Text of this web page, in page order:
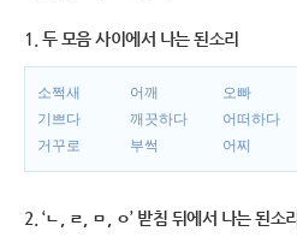
1. 두 모음 사이에서 나는 된소리
소쩍새 어깨 오빠
기쁘다
깨끗하다 어떠하다
거꾸로
부썩 어찌
2. ‘ㄴ, ㄹ, ㅁ, ㅇ’ 받침 뒤에서 나는 된소리